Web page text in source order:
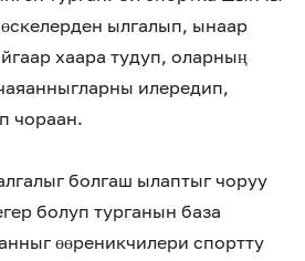
ылгалып, ынаар
хаара тудуп, оларның
илередип,
чораан.
болгаш ылаптыг чоруу
болуп турганын база
өөреникчилери спортту